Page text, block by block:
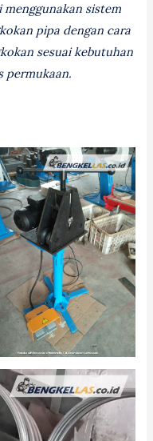
menggunakan sistem
pipa dengan cara
sesuai kebutuhan
permukaan.